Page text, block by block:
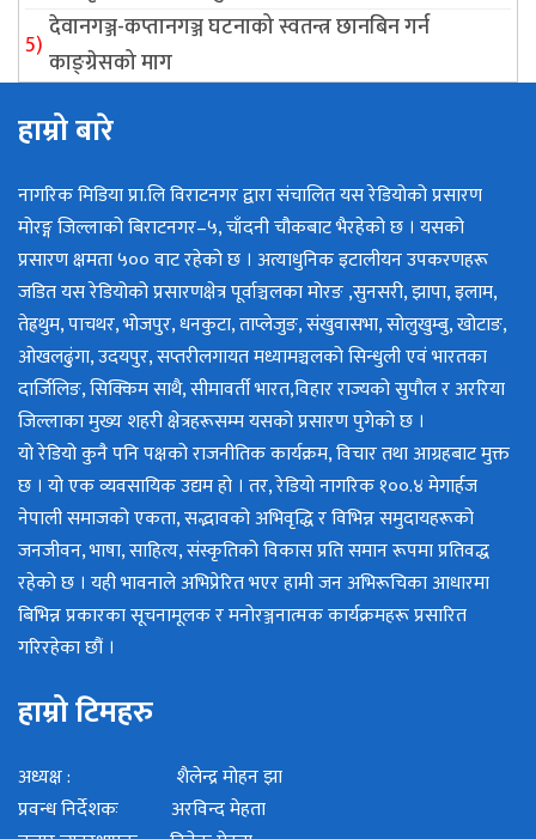
देवानगञ्ज-कप्तानगञ्ज घटनाको स्वतन्त्र छानबिन गर्न
काङ्ग्रेसको माग
हाम्रो बारे
नागरिक मिडिया प्रा.लि विराटनगर द्वारा संचालित यस रेडियोको प्रसारण
मोरङ्ग जिल्लाको बिराटनगर–५, चाँदनी चौकबाट भैरहेको छ । यसको
प्रसारण क्षमता ५०० वाट रहेको छ । अत्याधुनिक इटालीयन उपकरणहरू
जडित यस रेडियोको प्रसारणक्षेत्र पूर्वाञ्चलका मोरङ ,सुनसरी, झापा, इलाम,
तेह्रथुम, पाचथर, भोजपुर, धनकुटा, ताप्लेजुङ, संखुवासभा, सोलुखुम्बु, खोटाङ,
ओखलढुंगा, उदयपुर, सप्तरीलगायत मध्यामञ्चलको सिन्धुली एवं भारतका
दार्जिलिङ, सिक्किम साथै, सीमावर्ती भारत,विहार राज्यको सुपौल र अररिया
जिल्लाका मुख्य शहरी क्षेत्रहरूसम्म यसको प्रसारण पुगेको छ ।
यो रेडियो कुनै पनि पक्षको राजनीतिक कार्यक्रम, विचार तथा आग्रहबाट मुक्त
छ । यो एक व्यवसायिक उद्यम हो । तर, रेडियो नागरिक १००.४ मेगार्हज
नेपाली समाजको एकता, सद्भावको अभिवृद्धि र विभिन्न समुदायहरूको
जनजीवन, भाषा, साहित्य, संस्कृतिको विकास प्रति समान रूपमा प्रतिवद्ध
रहेको छ । यही भावनाले अभिप्रेरित भएर हामी जन अभिरूचिका आधारमा
बिभिन्न प्रकारका सूचनामूलक र मनोरञ्जनात्मक कार्यक्रमहरू प्रसारित
गरिरहेका छौं ।
हाम्रो टिमहरु
अध्यक्ष : शैलेन्द्र मोहन झा
प्रवन्ध निर्देशकः अरविन्द मेहता